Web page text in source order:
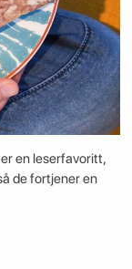
en leserfavoritt,
de fortjener en